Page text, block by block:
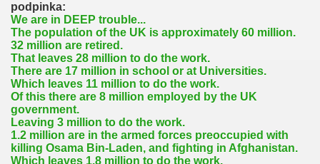
podpinka:
We are in DEEP trouble...
The population of the UK is approximately 60 million.
32 million are retired.
That leaves 28 million to do the work.
There are 17 million in school or at Universities.
Which leaves 11 million to do the work.
Of this there are 8 million employed by the UK
government.
Leaving 3 million to do the work.
1.2 million are in the armed forces preoccupied with
killing Osama Bin-Laden, and fighting in Afghanistan.
Which leaves 1.8 million to do the work.